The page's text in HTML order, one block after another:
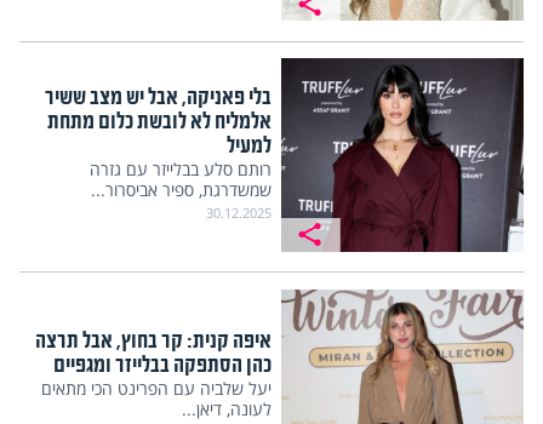
בלי פאניקה, אבל יש מצב ששיר
אלמליח לא לובשת כלום מתחת
למעיל
רותם סלע בבלייזר עם גזרה
שמשדרגת, ספיר אביסרור...
30.12.2025
איפה קנית: קר בחוץ, אבל תרצה
כהן הסתפקה בבלייזר ומגפיים
יעל שלביה עם הפרינט הכי מתאים
לעונה, דיאן...